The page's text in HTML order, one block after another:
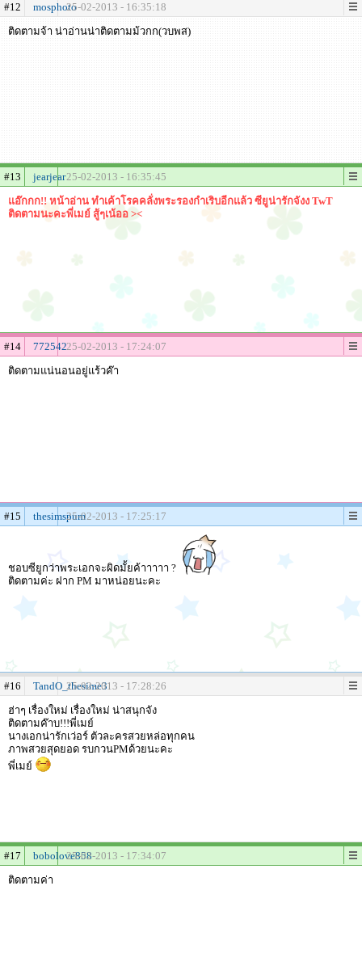
#12 mosphoto25-02-2013 - 16:35:18
ติดตามจ้า น่าอ่านน่าติดตามม้วกก(วบพส)
#13 jearjear25-02-2013 - 16:35:45
แอ๊กกก!! หน้าอ่าน ทำเค้าโรคคลั่งพระรองกำเริบอีกแล้ว ซียูน่ารักจังง TwT
ติดตามนะคะพี่เมย์ สู้ๆเน้ออ ><
#14 77254225-02-2013 - 17:24:07
ติดตามแน่นอนอยู่แร้วค๊า
#15 thesimspum25-02-2013 - 17:25:17
ชอบซียูกว่าพระเอกจะผิดมั้ยค้าาาาา ?
ติดตามค่ะ ฝาก PM มาหน่อยนะคะ
#16 TandO_thesime3
25-02-2013 - 17:28:26
ฮ่าๆ เรื่องใหม่ เรื่องใหม่ น่าสนุกจัง
ติดตามค๊าบ!!!พี่เมย์
นางเอกน่ารักเว่อร์ ตัวละครสวยหล่อทุกคน
ภาพสวยสุดยอด รบกวนPMด้วยนะคะ
พี่เมย์
#17 bobolove85825-02-2013 - 17:34:07
ติดตามค่า